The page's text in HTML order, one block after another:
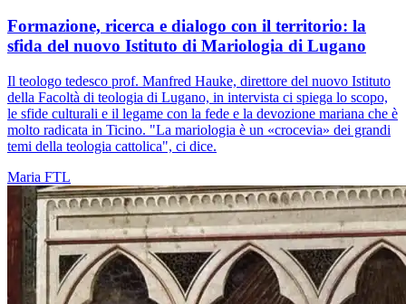
Formazione, ricerca e dialogo con il territorio: la
sfida del nuovo Istituto di Mariologia di Lugano
Il teologo tedesco prof. Manfred Hauke, direttore del nuovo Istituto
della Facoltà di teologia di Lugano, in intervista ci spiega lo scopo,
le sfide culturali e il legame con la fede e la devozione mariana che è
molto radicata in Ticino. "La mariologia è un «crocevia» dei grandi
temi della teologia cattolica", ci dice.
Maria FTL